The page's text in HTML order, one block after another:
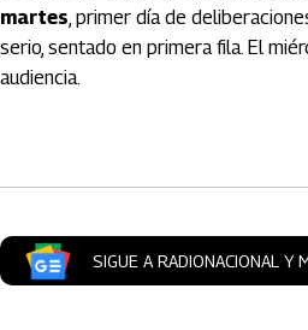
martes, primer día de
serio, sentado en primera fila. El
audiencia.
SIGUE A RADIONACIONAL Y